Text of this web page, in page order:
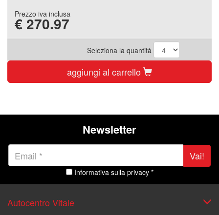
Prezzo iva inclusa
€ 270.97
Seleziona la quantità
aggiungi al carrello
Newsletter
Vai!
Informativa sulla privacy *
Autocentro Vitale